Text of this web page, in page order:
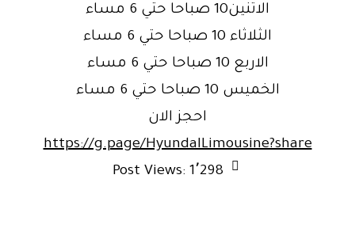
الاتنين10 صباحا حتي 6 مساء
الثلاثاء 10 صباحا حتي 6 مساء
الاربع 10 صباحا حتي 6 مساء
الخميس 10 صباحا حتي 6 مساء
احجز الان
https://g.page/HyundaILimousine?share
Post Views: 1٬298